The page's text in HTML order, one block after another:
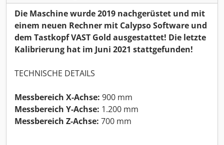
Die Maschine wurde 2019 nachgerüstet und mit
einem neuen Rechner mit Calypso Software und
dem Tastkopf VAST Gold ausgestattet! Die letzte
Kalibrierung hat im Juni 2021 stattgefunden!
TECHNISCHE DETAILS
Messbereich X-Achse: 900 mm
Messbereich Y-Achse: 1.200 mm
Messbereich Z-Achse: 700 mm